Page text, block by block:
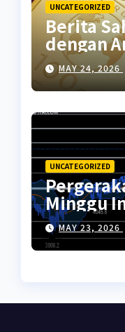
UNCATEGORIZED
Berita
dengan
Global
MAY 24, 2026
UNCATEGORIZED
Minggu
MAY 23, 2026